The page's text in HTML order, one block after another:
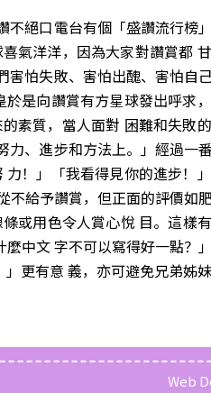
絕口電台有個「盛讚流行榜
氣洋洋，因為大家對讚賞都
怕失敗、害怕出醜、害怕自
是向讚賞有方星球發出呼求
素質，當人面對 困難和失敗
、進步和方法上。」經過一
！」「我看得見你的進步！
給予讚賞，但正面的評價如
或用色令人賞心悅 目。這樣
中文 字不可以寫得好一點？
更有意 義，亦可避免兄弟姊妹
Web